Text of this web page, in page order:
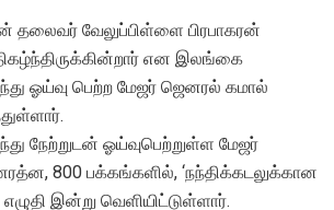
தலைவர் வேலுப்பிள்ளை பிரபாகரன்
என இலங்கை
ஓய்வு பெற்ற மேஜர் ஜெனரல் கமால்
நேற்றுடன் ஓய்வுபெற்றுள்ள மேஜர்
800 பக்கங்களில், ‘நந்திக்கடலுக்கான
இன்று வெளியிட்டுள்ளார்.